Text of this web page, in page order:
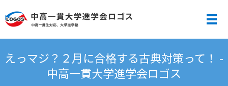
メ
えっマジ？２月に合格する古典対策って！ -
中高一貫大学進学会ロゴス